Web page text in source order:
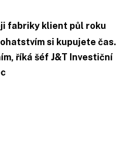
fabriky klient půl roku
si kupujete čas.
říká šéf J&T Investiční